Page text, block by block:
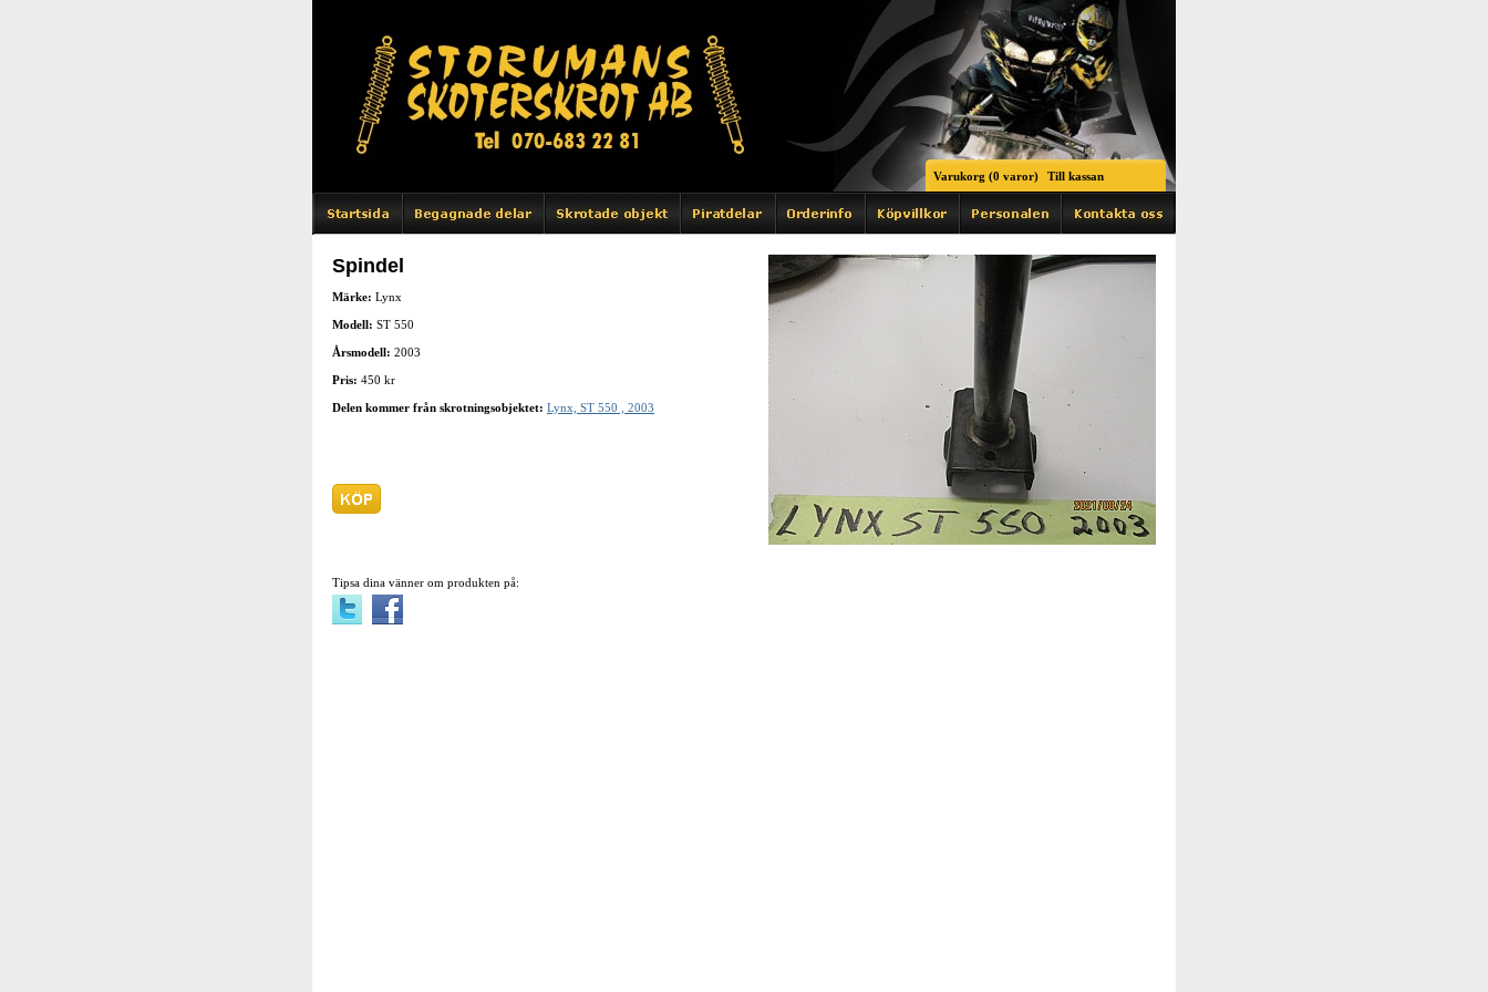
Varukorg (0 varor) Till kassan
Spindel
Märke: Lynx
Modell: ST 550
Årsmodell: 2003
Pris: 450 kr
Delen kommer från skrotningsobjektet: Lynx, ST 550 , 2003
Tipsa dina vänner om produkten på: